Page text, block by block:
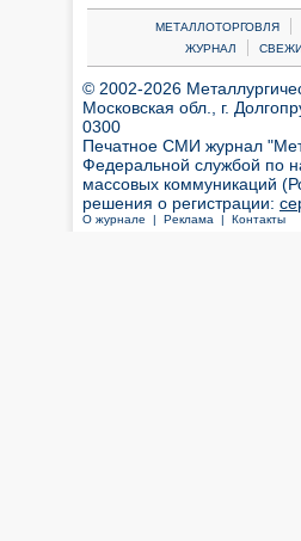
МЕТАЛЛОТОРГОВЛЯ |
ЖУРНАЛ
|
© 2002-2026
Московская обл., г.
0300
Печатное СМИ журнал
Федеральной службой по
массовых коммуникаций
решения о регистрации:
О журнале | Реклама | Контакты